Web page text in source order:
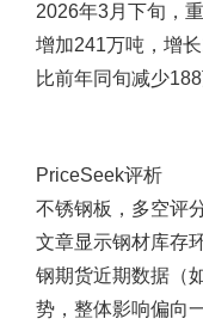
2026年3月下旬，
增加241万吨，增
比前年同旬减少
PriceSeek评析
不锈钢板，多空评
文章显示钢材库存
钢期货近期数据（
势，整体影响偏向